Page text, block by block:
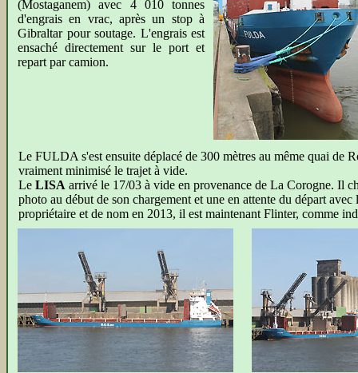
(Mostaganem) avec 4 010 tonnes
d'engrais en vrac, après un stop à
Gibraltar pour soutage. L'engrais est
ensaché directement sur le port et
repart par camion.
Le FULDA s'est ensuite déplacé de 300 mètres au même quai de
vraiment minimisé le trajet à vide.
Le LISA arrivé le 17/03 à vide en provenance de La Corogne. Il
photo au début de son chargement et une en attente du départ
propriétaire et de nom en 2013, il est maintenant Flinter, comme